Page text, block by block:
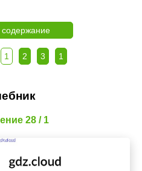
содержание
1 2 3 1
28 / 1